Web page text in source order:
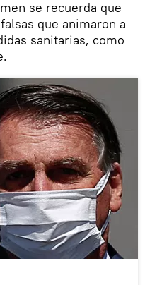
se recuerda que
que animaron a
sanitarias, como